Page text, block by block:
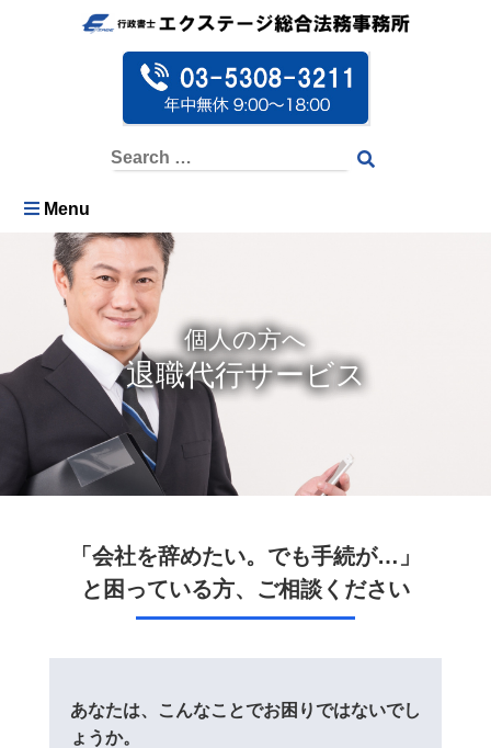
Menu
個人の方へ
退職代行サービス
「会社を辞めたい。でも手続が…」
と困っている方、ご相談ください
あなたは、こんなことでお困りではないでし
ょうか。